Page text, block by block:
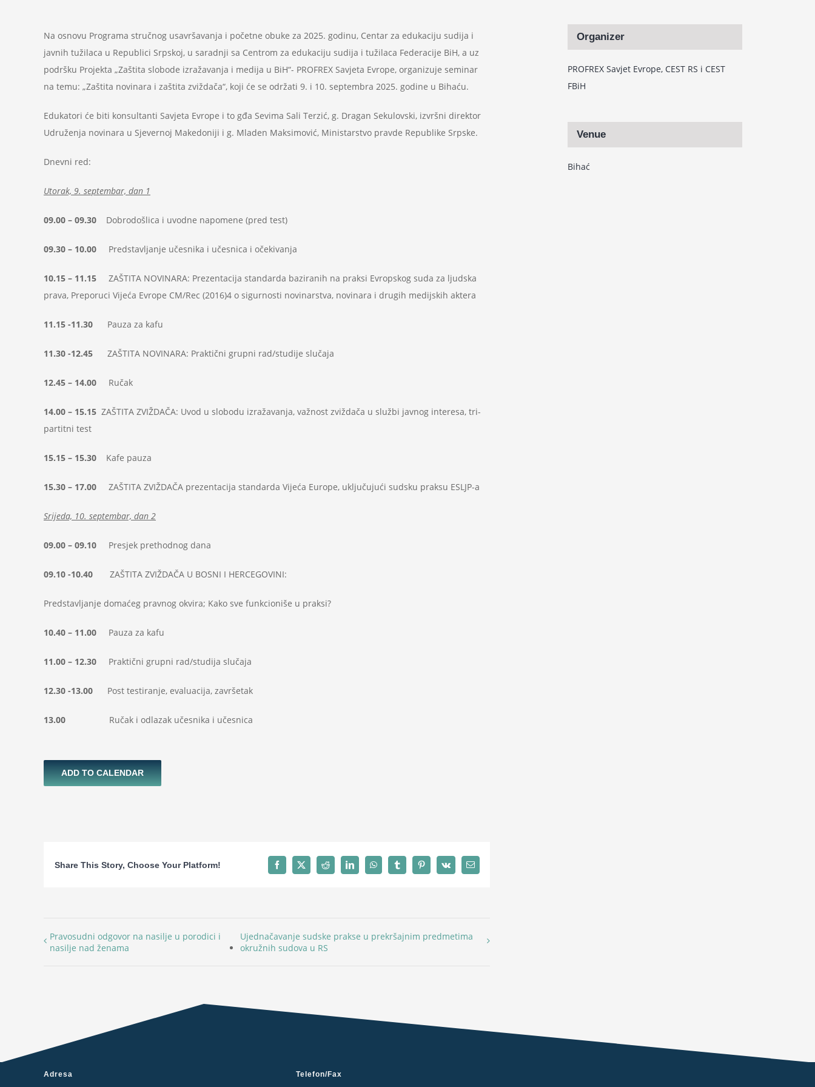
Na osnovu Programa stručnog usavršavanja i početne obuke za 2025. godinu, Centar za edukaciju sudija i
javnih tužilaca u Republici Srpskoj, u saradnji sa Centrom za edukaciju sudija i tužilaca Federacije BiH, a uz
podršku Projekta „Zaštita slobode izražavanja i medija u BiH“- PROFREX Savjeta Evrope, organizuje seminar
na temu: „Zaštita novinara i zaštita zviždača“, koji će se održati 9. i 10. septembra 2025. godine u Bihaću.
Edukatori će biti konsultanti Savjeta Evrope i to gđa Sevima Sali Terzić, g. Dragan Sekulovski, izvršni direktor
Udruženja novinara u Sjevernoj Makedoniji i g. Mladen Maksimović, Ministarstvo pravde Republike Srpske.
Dnevni red:
Utorak, 9. septembar, dan 1
09.00 – 09.30 Dobrodošlica i uvodne napomene (pred test)
09.30 – 10.00 Predstavljanje učesnika i učesnica i očekivanja
10.15 – 11.15 ZAŠTITA NOVINARA: Prezentacija standarda baziranih na praksi Evropskog suda za ljudska
prava, Preporuci Vijeća Evrope CM/Rec (2016)4 o sigurnosti novinarstva, novinara i drugih medijskih aktera
11.15 -11.30 Pauza za kafu
11.30 -12.45 ZAŠTITA NOVINARA: Praktični grupni rad/studije slučaja
12.45 – 14.00 Ručak
14.00 – 15.15 ZAŠTITA ZVIŽDAČA: Uvod u slobodu izražavanja, važnost zviždača u službi javnog interesa, tri-
partitni test
15.15 – 15.30 Kafe pauza
15.30 – 17.00 ZAŠTITA ZVIŽDAČA prezentacija standarda Vijeća Europe, uključujući sudsku praksu ESLJP-a
Srijeda, 10. septembar, dan 2
09.00 – 09.10 Presjek prethodnog dana
09.10 -10.40 ZAŠTITA ZVIŽDAČA U BOSNI I HERCEGOVINI:
Predstavljanje domaćeg pravnog okvira; Kako sve funkcioniše u praksi?
10.40 – 11.00 Pauza za kafu
11.00 – 12.30 Praktični grupni rad/studija slučaja
12.30 -13.00 Post testiranje, evaluacija, završetak
13.00 Ručak i odlazak učesnika i učesnica
ADD TO CALENDAR
Share This Story, Choose Your Platform! Facebook
X Reddit LinkedInWhatsAppTumblrPinterest
Vk Email
Pravosudni odgovor na nasilje u porodici i
nasilje nad ženama
Ujednačavanje sudske prakse u prekršajnim predmetima
okružnih sudova u RS
Organizer
PROFREX Savjet Evrope, CEST RS i CEST
FBiH
Venue
Bihać
Adresa Telefon/Fax